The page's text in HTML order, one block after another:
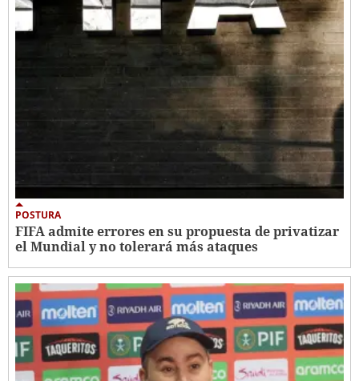
POSTURA
FIFA admite errores en su propuesta de privatizar
el Mundial y no tolerará más ataques